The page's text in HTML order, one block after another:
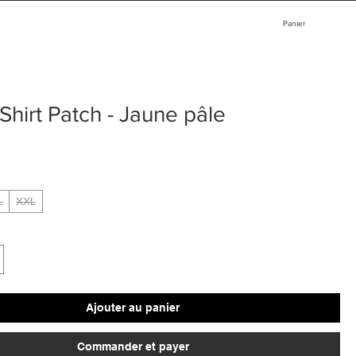
Panier
Patch - Jaune pâle
XXL
Ajouter au panier
Commander et payer